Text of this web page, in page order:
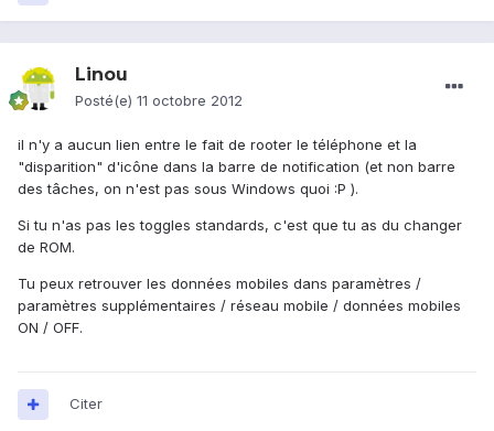
Linou
Posté(e) 11 octobre 2012
il n'y a aucun lien entre le fait de rooter le téléphone et la
"disparition" d'icône dans la barre de notification (et non barre
des tâches, on n'est pas sous Windows quoi :P ).
Si tu n'as pas les toggles standards, c'est que tu as du changer
de ROM.
Tu peux retrouver les données mobiles dans paramètres /
paramètres supplémentaires / réseau mobile / données mobiles
ON / OFF.
Citer